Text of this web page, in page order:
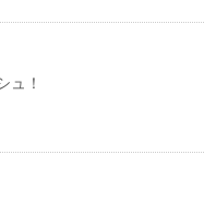
ュ！